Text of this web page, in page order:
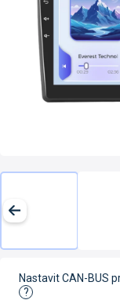
Nastavit CAN-BUS
?